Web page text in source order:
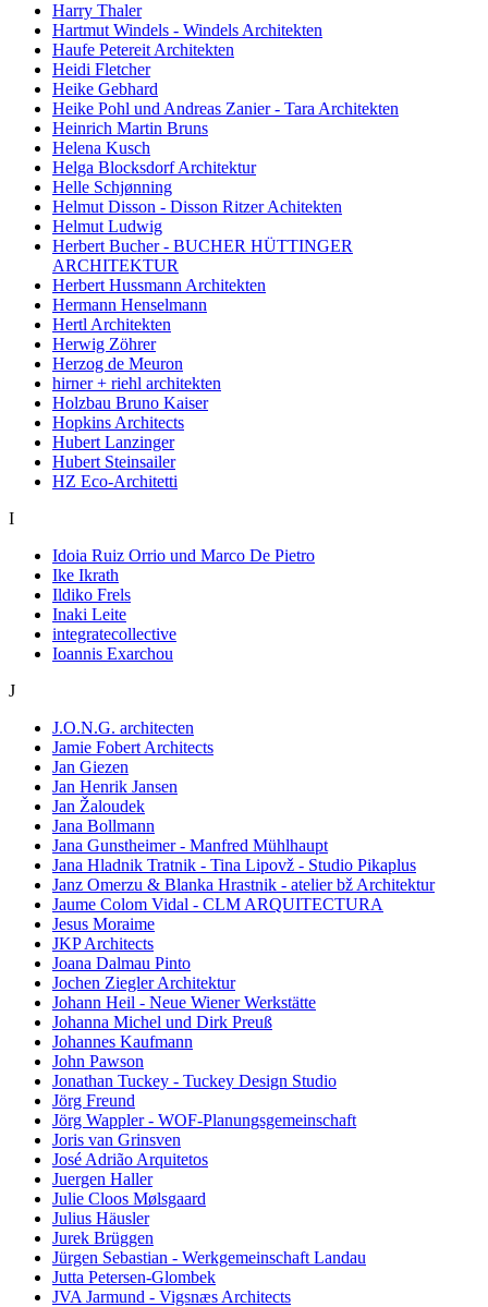
Harry Thaler
Hartmut Windels - Windels Architekten
Haufe Petereit Architekten
Heidi Fletcher
Heike Gebhard
Heike Pohl und Andreas Zanier - Tara Architekten
Heinrich Martin Bruns
Helena Kusch
Helga Blocksdorf Architektur
Helle Schjønning
Helmut Disson - Disson Ritzer Achitekten
Helmut Ludwig
Herbert Bucher - BUCHER HÜTTINGER
ARCHITEKTUR
Herbert Hussmann Architekten
Hermann Henselmann
Hertl Architekten
Herwig Zöhrer
Herzog de Meuron
hirner + riehl architekten
Holzbau Bruno Kaiser
Hopkins Architects
Hubert Lanzinger
Hubert Steinsailer
HZ Eco-Architetti
I
Idoia Ruiz Orrio und Marco De Pietro
Ike Ikrath
Ildiko Frels
Inaki Leite
integratecollective
Ioannis Exarchou
J
J.O.N.G. architecten
Jamie Fobert Architects
Jan Giezen
Jan Henrik Jansen
Jan Žaloudek
Jana Bollmann
Jana Gunstheimer - Manfred Mühlhaupt
Jana Hladnik Tratnik - Tina Lipovž - Studio Pikaplus
Janz Omerzu & Blanka Hrastnik - atelier bž Architektur
Jaume Colom Vidal - CLM ARQUITECTURA
Jesus Moraime
JKP Architects
Joana Dalmau Pinto
Jochen Ziegler Architektur
Johann Heil - Neue Wiener Werkstätte
Johanna Michel und Dirk Preuß
Johannes Kaufmann
John Pawson
Jonathan Tuckey - Tuckey Design Studio
Jörg Freund
Jörg Wappler - WOF-Planungsgemeinschaft
Joris van Grinsven
José Adrião Arquitetos
Juergen Haller
Julie Cloos Mølsgaard
Julius Häusler
Jurek Brüggen
Jürgen Sebastian - Werkgemeinschaft Landau
Jutta Petersen-Glombek
JVA Jarmund - Vigsnæs Architects